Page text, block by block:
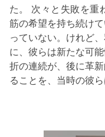
た。 次々と失敗を重
筋の希望を持ち続け
っていない。けれど
に、彼らは新たな可
折の連続が、後に革
ることを、当時の彼